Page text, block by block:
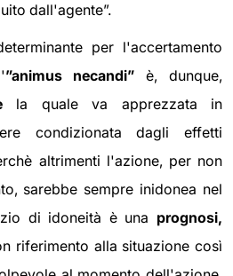
dall'agente”.
per l'accertamento
”animus necandi”è, dunque,
la quale va apprezzata in
condizionata dagli effetti
altrimenti l'azione, per non
sarebbe sempre inidonea nel
di idoneità è una prognosi,
riferimento alla situazione così